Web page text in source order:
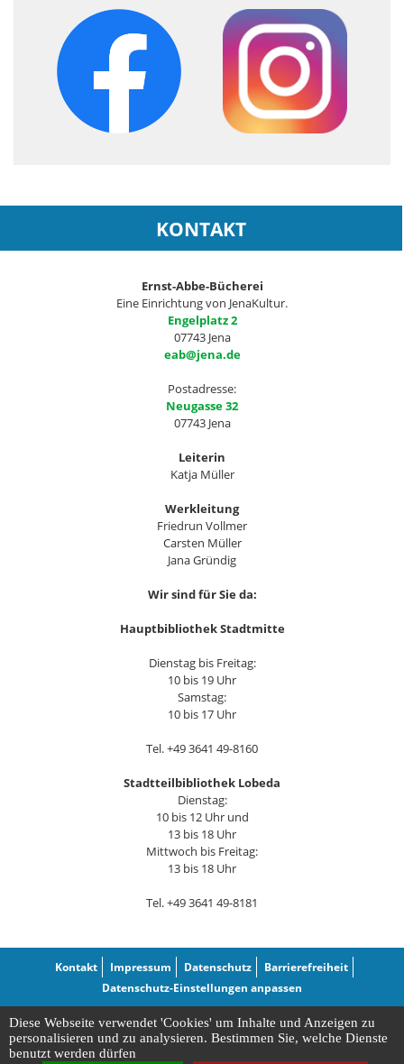
KONTAKT
Ernst-Abbe-Bücherei
Eine Einrichtung von JenaKultur.
Engelplatz 2
07743 Jena
eab@jena.de
Postadresse:
Neugasse 32
07743 Jena
Leiterin
Katja Müller
Werkleitung
Friedrun Vollmer
Carsten Müller
Jana Gründig
Wir sind für Sie da:
Hauptbibliothek Stadtmitte
Dienstag bis Freitag:
10 bis 19 Uhr
Samstag:
10 bis 17 Uhr
Tel. +49 3641 49-8160
Stadtteilbibliothek Lobeda
Dienstag:
10 bis 12 Uhr und
13 bis 18 Uhr
Mittwoch bis Freitag:
13 bis 18 Uhr
Tel. +49 3641 49-8181
Kontakt Impressum Datenschutz
Barrierefreiheit
Datenschutz-Einstellungen anpassen
Diese Webseite verwendet 'Cookies' um Inhalte und Anzeigen zu
personalisieren und zu analysieren. Bestimmen Sie, welche Dienste
benutzt werden dürfen